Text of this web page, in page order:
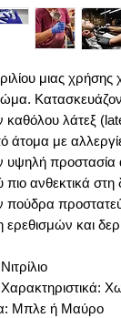
μιας
καθόλου λάτεξ
άτομα με
προστασία
πιο ανθεκτικά
πούδρα
και
Χαρακτηριστικά:
Μπλε ή Μαύρο